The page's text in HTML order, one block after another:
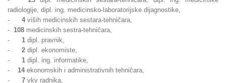
radiologije, dipl. ing. medicinsko-laboratorijske dijagnostike,
- 4 viših medicinskih sestara-tehničara,
- 108 medicinskih sestra-tehničara,
- 1 dipl. pravnik,
- 2 dipl. ekonomiste,
- 1 dipl. ing. informatike,
- 14 ekonomskih i administrativnih tehničara,
- 7 vkv radnika,